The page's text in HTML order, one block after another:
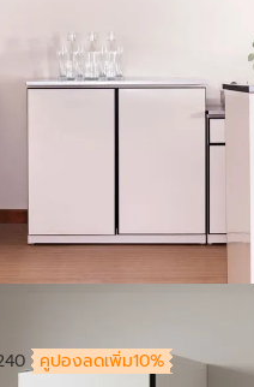
2บาน
คูปองลดเพิ่ม10%